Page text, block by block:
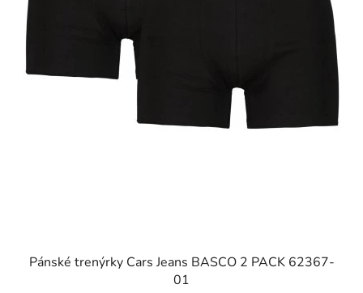
Pánské trenýrky Cars Jeans BASCO 2 PACK 62367-
01